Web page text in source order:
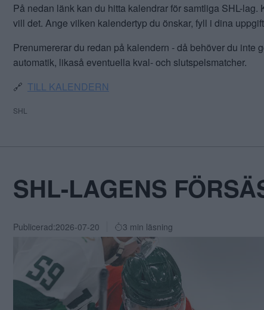
På nedan länk kan du hitta kalendrar för samtliga SHL-
vill det. Ange vilken kalendertyp du önskar, fyll i dina
Prenumererar du redan på kalendern - då behöver du inte
automatik, likaså eventuella kval- och slutspelsmatcher.
🔗 TILL KALENDERN
SHL
SHL-LAGENS
Publicerad:2026-07-20 3 min läsning